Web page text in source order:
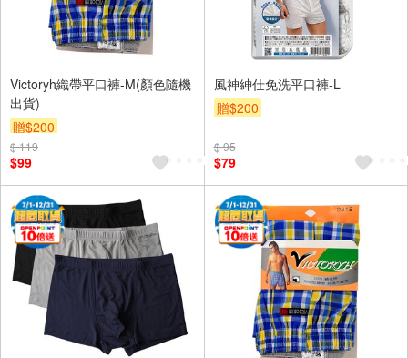
Victoryh織帶平口褲-M(顏色隨機
出貨)
贈$200
$ 119
$99
風神紳仕免洗平口褲-L
贈$200
$ 95
$79